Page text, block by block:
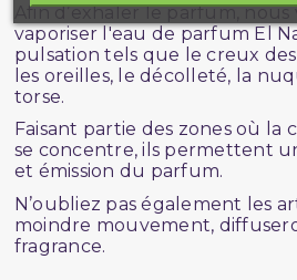
Afin d’exhaler le parfum,
vaporiser l'eau de parfum El
pulsation tels que le creux
les oreilles, le décolleté, la
torse.
Faisant partie des zones où
se concentre, ils permettent
et émission du parfum.
N’oubliez pas également les
moindre mouvement,
fragrance.